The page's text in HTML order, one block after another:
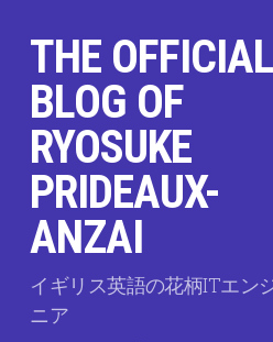
THE OFFICIAL
BLOG OF
RYOSUKE
PRIDEAUX-
ANZAI
イギリス英語の花柄ITエン
ニア